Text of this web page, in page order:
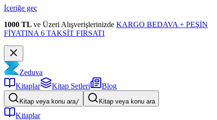
İçeriğe geç
1000 TL ve Üzeri Alışverişlerinizde KARGO BEDAVA + PEŞİN
FİYATINA 6 TAKSİT FIRSATI
Zeduva
Kitaplar
Kitap Setleri Blog
Kitap veya konu ara/ Kitap veya konu ara
Kitaplar